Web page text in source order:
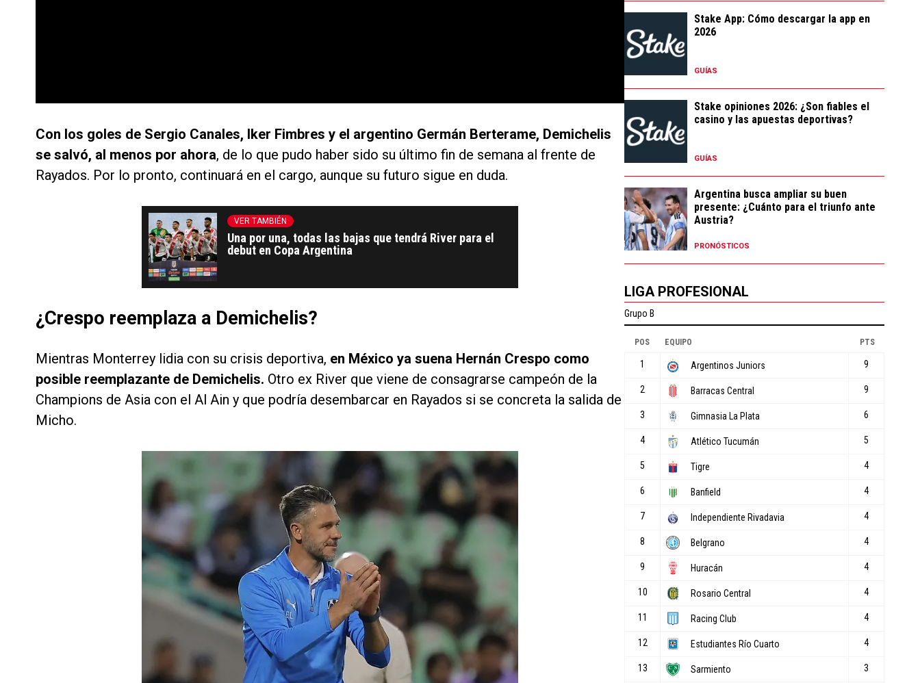
Con los goles de Sergio Canales, Iker Fimbres y el argentino Germán Berterame, Demichelis
se salvó, al menos por ahora, de lo que pudo haber sido su último fin de semana al frente de
Rayados. Por lo pronto, continuará en el cargo, aunque su futuro sigue en duda.
VER TAMBIÉN
Una por una, todas las bajas que tendrá River para el
debut en Copa Argentina
¿Crespo reemplaza a Demichelis?
Mientras Monterrey lidia con su crisis deportiva, en México ya suena Hernán Crespo como
posible reemplazante de Demichelis. Otro ex River que viene de consagrarse campeón de la
Champions de Asia con el Al Ain y que podría desembarcar en Rayados si se concreta la salida de
Micho.
Stake App: Cómo descargar la app en
2026
GUÍAS
Stake opiniones 2026: ¿Son fiables el
casino y las apuestas deportivas?
GUÍAS
Argentina busca ampliar su buen
presente: ¿Cuánto para el triunfo ante
Austria?
PRONÓSTICOS
LIGA PROFESIONAL